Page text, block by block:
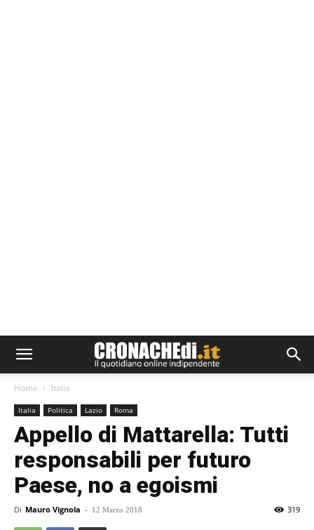
Home Italia
Italia Politica Lazio Roma
Appello di Mattarella: Tutti
responsabili per futuro
Paese, no a egoismi
Di Mauro Vignola - 12 Marzo 2018 319